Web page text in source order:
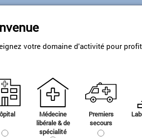
votre domaine d'activité pour
Médecine
libérale & de
spécialité
Premiers
secours